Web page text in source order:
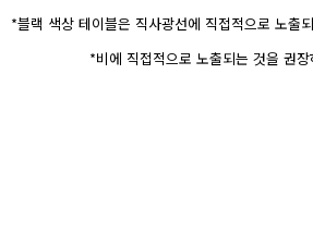
*블랙 색상 테이블은 직사광선에 직접적으로 노출
*비에 직접적으로 노출되는 것을 권